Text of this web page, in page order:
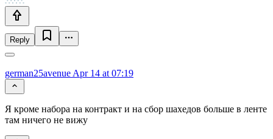
Reply
german25avenue Apr 14 at 07:19
Я кроме набора на контракт и на сбор шахедов больше в ленте
там ничего не вижу